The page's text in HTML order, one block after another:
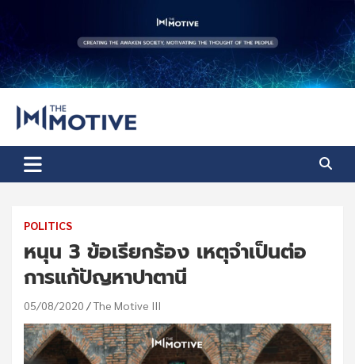
content
The Motive
POLITICS
หนุน 3 ข้อเรียกร้อง เหตุจำเป็นต่อ
การแก้ปัญหาปาตานี
05/08/2020 The Motive III